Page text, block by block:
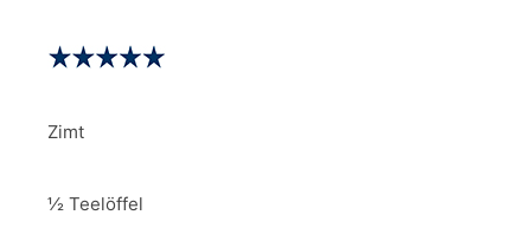
Zimt
½ Teelöffel